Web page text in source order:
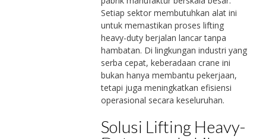
Setiap sektor membutuhkan alat ini
untuk memastikan proses lifting
heavy-duty berjalan lancar tanpa
hambatan. Di lingkungan industri yang
serba cepat, keberadaan crane ini
bukan hanya membantu pekerjaan,
tetapi juga meningkatkan efisiensi
operasional secara keseluruhan.
Solusi Lifting Heavy-